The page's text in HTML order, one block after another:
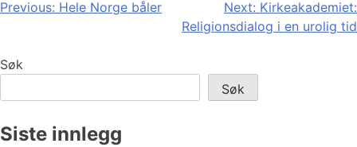
Innleggsnavigasjon
Previous: Hele Norge båler Next: Kirkeakademiet:
Religionsdialog i en urolig tid
Søk
Søk
Siste innlegg